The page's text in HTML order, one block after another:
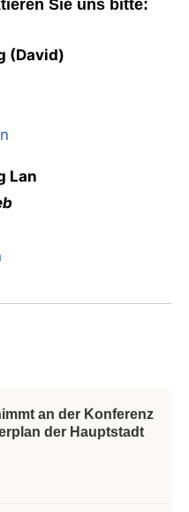
Sie uns bitte:
(David)
Lan
an der Konferenz
der Hauptstadt